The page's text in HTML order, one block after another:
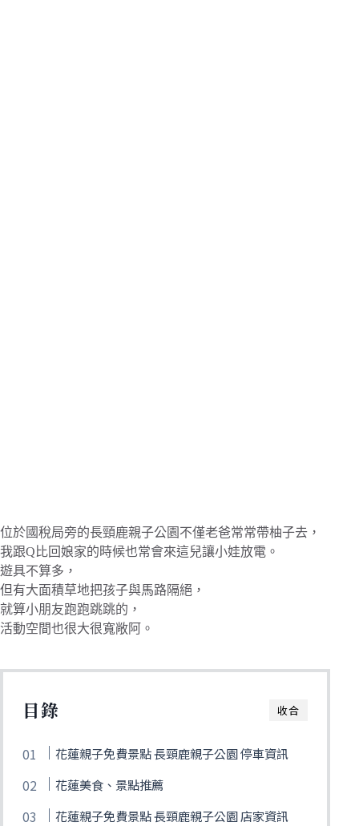
位於國稅局旁的長頸鹿親子公園不僅老爸常常帶柚子去，
我跟Q比回娘家的時候也常會來這兒讓小娃放電。
遊具不算多，
但有大面積草地把孩子與馬路隔絕，
就算小朋友跑跑跳跳的，
活動空間也很大很寬敞阿。
收合
目錄
花蓮親子免費景點 長頸鹿親子公園 停車資訊
花蓮美食、景點推薦
花蓮親子免費景點 長頸鹿親子公園 店家資訊